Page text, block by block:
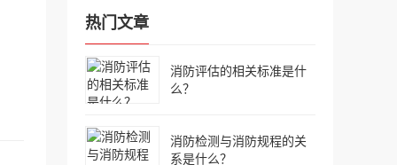
热门文章
消防评估的相关标准是什
么？
消防检测与消防规程的关
系是什么？